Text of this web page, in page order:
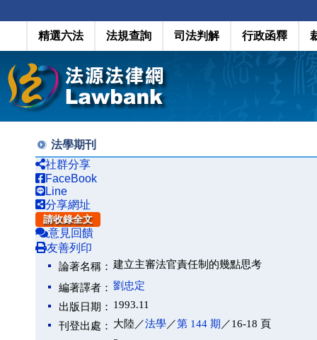
精選六法 法規查詢 司法判解 行政函釋
法學期刊
社群分享
FaceBook
Line
分享網址
請收錄全文
意見回饋
友善列印
論著名稱： 建立主審法官責任制的幾點思考
編著譯者： 劉忠定
出版日期： 1993.11
刊登出處： 大陸／法學／第 144 期 ／16-18 頁